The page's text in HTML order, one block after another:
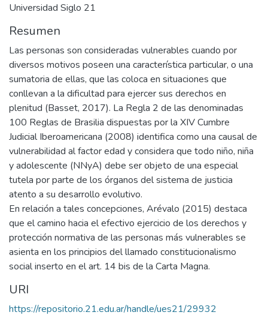
Universidad Siglo 21
Resumen
Las personas son consideradas vulnerables cuando por
diversos motivos poseen una característica particular, o una
sumatoria de ellas, que las coloca en situaciones que
conllevan a la dificultad para ejercer sus derechos en
plenitud (Basset, 2017). La Regla 2 de las denominadas
100 Reglas de Brasilia dispuestas por la XIV Cumbre
Judicial Iberoamericana (2008) identifica como una causal de
vulnerabilidad al factor edad y considera que todo niño, niña
y adolescente (NNyA) debe ser objeto de una especial
tutela por parte de los órganos del sistema de justicia
atento a su desarrollo evolutivo.
En relación a tales concepciones, Arévalo (2015) destaca
que el camino hacia el efectivo ejercicio de los derechos y
protección normativa de las personas más vulnerables se
asienta en los principios del llamado constitucionalismo
social inserto en el art. 14 bis de la Carta Magna.
URI
https://repositorio.21.edu.ar/handle/ues21/29932